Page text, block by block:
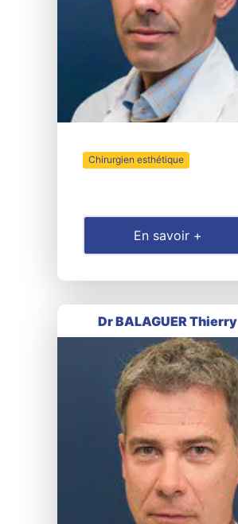
Chirurgien esthétique
En savoir +
Dr BALAGUER Thierry